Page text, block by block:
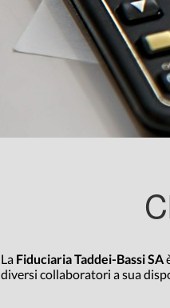
La Fiduciaria Taddei-Bassi SA
diversi collaboratori a sua